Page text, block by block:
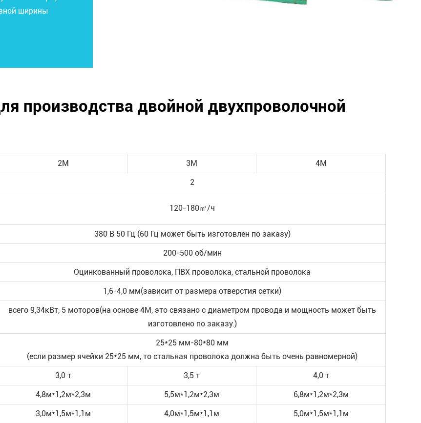
ширины
производства двойной двухпроволочной
2М 3М 4М
2
120-180㎡/ч
380 В 50 Гц (60 Гц может быть изготовлен по заказу)
200-500 об/мин
Оцинкованный проволока, ПВХ проволока, стальной проволока
1,6-4,0 мм(зависит от размера отверстия сетки)
всего 9,34кВт, 5 моторов(на основе 4М, это связано с диаметром провода и мощность может быть
изготовлено по заказу.)
25*25 мм-80*80 мм
(если размер ячейки 25*25 мм, то стальная проволока должна быть очень равномерной)
3,0 т 3,5 т 4,0 т
4,8м*1,2м*2,3м 5,5м*1,2м*2,3м 6,8м*1,2м*2,3м
3,0м*1,5м*1,1м 4,0м*1,5м*1,1м 5,0м*1,5м*1,1м